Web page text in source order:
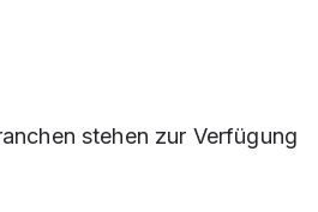
stehen zur Verfügung